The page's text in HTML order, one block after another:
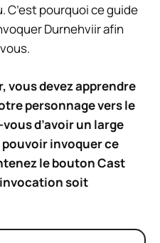
C’est pourquoi ce guide
Durnehviir afin
vous devez apprendre
personnage vers le
d’avoir un large
invoquer ce
le bouton Cast
soit